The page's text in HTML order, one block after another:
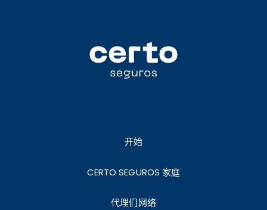
开始
CERTO SEGUROS 家庭
代理们网络